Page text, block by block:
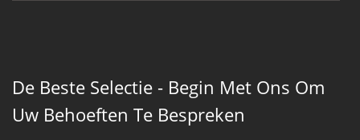
De Beste Selectie - Begin Met Ons Om
Uw Behoeften Te Bespreken